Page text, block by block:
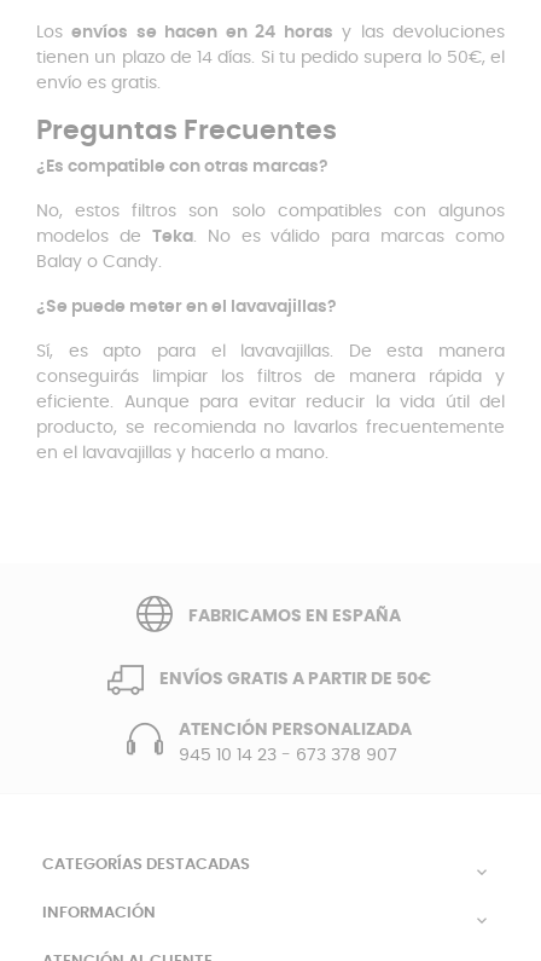
Losenvíos se hacen en 24 horas y las devoluciones
tienen un plazo de 14 días. Si tu pedido supera lo 50€, el
envío es gratis.
Preguntas Frecuentes
¿Es compatible con otras marcas?
No, estos filtros son solo compatibles con algunos
modelos de Teka. No es válido para marcas como
Balay o Candy.
¿Se puede meter en el lavavajillas?
Sí, es apto para el lavavajillas. De esta manera
conseguirás limpiar los filtros de manera rápida y
eficiente. Aunque para evitar reducir la vida útil del
producto, se recomienda no lavarlos frecuentemente
en el lavavajillas y hacerlo a mano.
FABRICAMOS EN ESPAÑA
ENVÍOS GRATIS A PARTIR DE 50€
ATENCIÓN PERSONALIZADA
945 10 14 23- 673 378 907
CATEGORÍAS DESTACADAS 
INFORMACIÓN 